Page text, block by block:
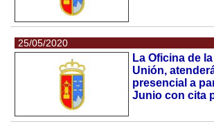
25/05/2020
La Oficina de
Unión,
presencial a
Junio con cita